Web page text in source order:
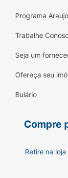
Longa
Secagem
Nenhum
fragrância
Conselho
Orientações
Programa
Trabalhe
Seja um
Ofereça seu
Bulário
Compre
Retire na